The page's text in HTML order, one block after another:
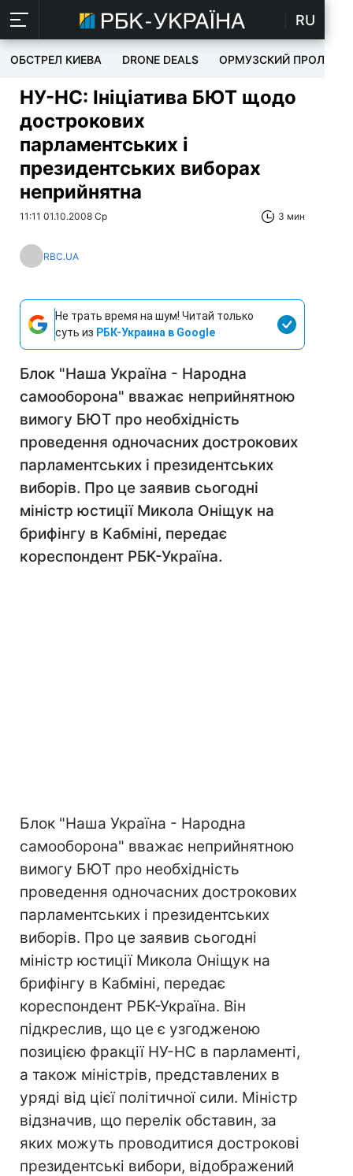
RU
ОБСТРЕЛ КИЕВА DRONE DEALS ОРМУЗСКИЙ ПРОЛИВ
НУ-НС: Ініціатива БЮТ щодо
дострокових
парламентських і
президентських виборах
неприйнятна
11:11 01.10.2008 Ср 3 мин
RBC.UA
Не трать время на шум! Читай только
суть из РБК-Украина в Google
Блок "Наша Україна - Народна
самооборона" вважає неприйнятною
вимогу БЮТ про необхідність
проведення одночасних дострокових
парламентських і президентських
виборів. Про це заявив сьогодні
міністр юстиції Микола Оніщук на
брифінгу в Кабміні, передає
кореспондент РБК-Україна.
Блок "Наша Україна - Народна
самооборона" вважає неприйнятною
вимогу БЮТ про необхідність
проведення одночасних дострокових
парламентських і президентських
виборів. Про це заявив сьогодні
міністр юстиції Микола Оніщук на
брифінгу в Кабміні, передає
кореспондент РБК-Україна. Він
підкреслив, що це є узгодженою
позицією фракції НУ-НС в парламенті,
а також міністрів, представлених в
уряді від цієї політичної сили. Міністр
відзначив, що перелік обставин, за
яких можуть проводитися дострокові
президентські вибори, відображений